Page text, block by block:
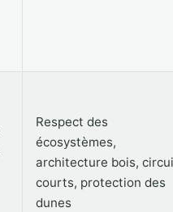
Respect des
écosystèmes,
architecture bois,
courts, protection des
dunes